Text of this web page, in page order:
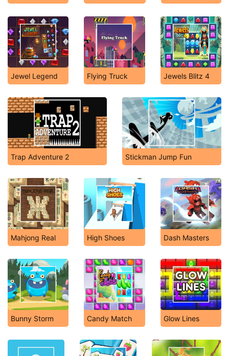
Jewel Legend Flying Truck Jewels Blitz 4
Trap Adventure 2 Stickman Jump Fun
Mahjong Real High Shoes Dash Masters
Bunny Storm Candy Match Glow Lines